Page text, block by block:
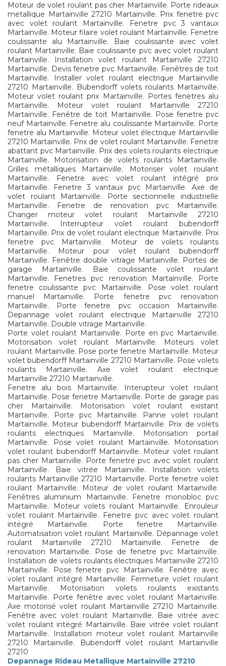
Moteur de volet roulant pas cher Martainville. Porte rideaux
metallique Martainville 27210 Martainville. Prix fenetre pvc
avec volet roulant Martainville. Fenetre pvc 3 vantaux
Martainville. Moteur filaire volet roulant Martainville. Fenetre
coulissante alu Martainville. Baie coulissante avec volet
roulant Martainville. Baie coulissante pvc avec volet roulant
Martainville. Installation volet roulant Martainville 27210
Martainville. Devis fenetre pvc Martainville. Fenêtres de toit
Martainville. Installer volet roulant electrique Martainville
27210 Martainville. Bubendorff volets roulants Martainville.
Moteur volet roulant prix Martainville. Portes fenetres alu
Martainville. Moteur volet roulant Martainville 27210
Martainville. Fenêtre de toit Martainville. Pose fenetre pvc
neuf Martainville. Fenetre alu coulissante Martainville. Porte
fenetre alu Martainville. Moteur volet électrique Martainville
27210 Martainville. Prix de volet roulant Martainville. Fenetre
abattant pvc Martainville. Prix des volets roulants electrique
Martainville. Motorisation de volets roulants Martainville.
Grilles métalliques Martainville. Motoriser volet roulant
Martainville. Fenetre avec volet roulant intégré prix
Martainville. Fenetre 3 vantaux pvc Martainville. Axe de
volet roulant Martainville. Porte sectionnelle industrielle
Martainville. Fenetre de renovation pvc Martainville.
Changer moteur volet roulant Martainville 27210
Martainville. Interrupteur volet roulant bubendorff
Martainville. Prix de volet roulant electrique Martainville. Prix
fenetre pvc Martainville. Moteur de volets roulants
Martainville. Moteur pour volet roulant bubendorff
Martainville. Fenêtre double vitrage Martainville. Portes de
garage Martainville. Baie coulissante volet roulant
Martainville. Fenetres pvc renovation Martainville. Porte
fenetre coulissante pvc Martainville. Pose volet roulant
manuel Martainville. Porte fenetre pvc renovation
Martainville. Porte fenetre pvc occasion Martainville.
Depannage volet roulant electrique Martainville 27210
Martainville. Double vitrage Martainville.
Porte volet roulant Martainville. Porte en pvc Martainville.
Motorisation volet roulant Martainville. Moteurs volet
roulant Martainville. Pose porte fenetre Martainville. Moteur
volet bubendorff Martainville 27210 Martainville. Pose volets
roulants Martainville. Axe volet roulant electrique
Martainville 27210 Martainville.
Fenetre alu bois Martainville. Interupteur volet roulant
Martainville. Pose fenetre Martainville. Porte de garage pas
cher Martainville. Motorisation volet roulant existant
Martainville. Porte pvc Martainville. Panne volet roulant
Martainville. Moteur bubendorff Martainville. Prix de volets
roulants electriques Martainville. Motorisation portail
Martainville. Pose volet roulant Martainville. Motorisation
volet roulant bubendorff Martainville. Moteur volet roulant
pas cher Martainville. Porte fenetre pvc avec volet roulant
Martainville. Baie vitrée Martainville. Installation volets
roulants Martainville 27210 Martainville. Porte fenetre volet
roulant Martainville. Moteur de volet roulant Martainville.
Fenêtres aluminium Martainville. Fenetre monobloc pvc
Martainville. Moteur volets roulant Martainville. Enrouleur
volet roulant Martainville. Fenetre pvc avec volet roulant
intégré Martainville. Porte fenetre Martainville.
Automatisation volet roulant Martainville. Dépannage volet
roulant Martainville 27210 Martainville. Fenetre de
renovation Martainville. Pose de fenetre pvc Martainville.
Installation de volets roulants électriques Martainville 27210
Martainville. Pose fenetre pvc Martainville. Fenêtre avec
volet roulant intégré Martainville. Fermeture volet roulant
Martainville. Motorisation volets roulants existants
Martainville. Porte fenêtre avec volet roulant Martainville.
Axe motorisé volet roulant Martainville 27210 Martainville.
Fenêtre avec volet roulant Martainville. Baie vitrée avec
volet roulant intégré Martainville. Baie vitrée volet roulant
Martainville. Installation moteur volet roulant Martainville
27210 Martainville. Bubendorff volet roulant Martainville
27210
Depannage Rideau Metallique Martainville 27210